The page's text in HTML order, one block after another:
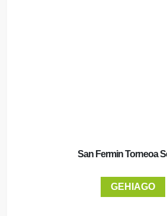
San Fermin Torneoa
GEHIAGO